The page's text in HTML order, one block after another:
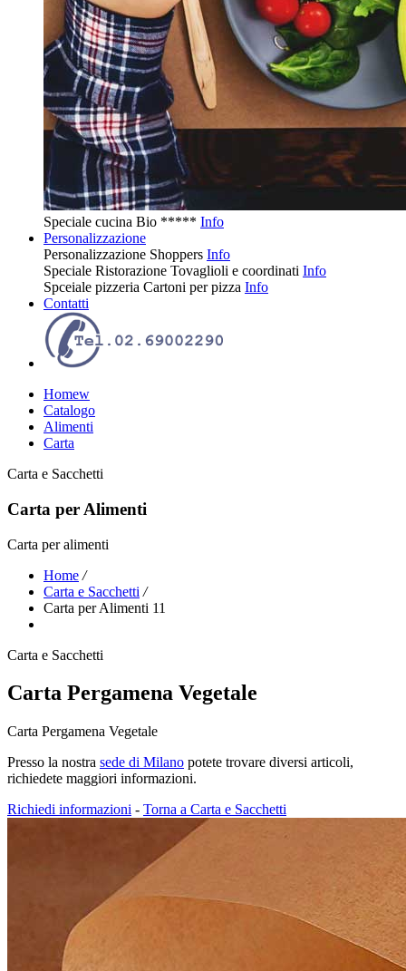
Speciale cucina Bio ***** Info
Personalizzazione
Personalizzazione Shoppers Info
Speciale Ristorazione Tovaglioli e coordinati Info
Spceiale pizzeria Cartoni per pizza Info
Contatti
Homew
Catalogo
Alimenti
Carta
Carta e Sacchetti
Carta per Alimenti
Carta per alimenti
Home /
Carta e Sacchetti /
Carta per Alimenti 11
Carta e Sacchetti
Carta Pergamena Vegetale
Carta Pergamena Vegetale
Presso la nostra sede di Milano potete trovare diversi articoli,
richiedete maggiori informazioni.
Richiedi informazioni - Torna a Carta e Sacchetti